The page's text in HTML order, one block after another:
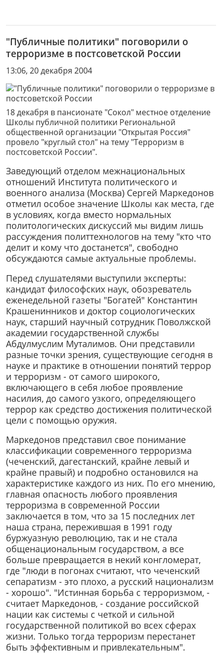
"Публичные политики" поговорили о
терроризме в постсоветской России
13:06, 20 декабря 2004
18 декабря в пансионате "Сокол" местное отделение
Школы публичной политики Региональной
общественной организации "Открытая Россия"
провело "круглый стол" на тему "Терроризм в
постсоветской России".
Заведующий отделом межнациональных
отношений Института политического и
военного анализа (Москва) Сергей Маркедонов
отметил особое значение Школы как места, где
в условиях, когда вместо нормальных
политологических дискуссий мы видим лишь
рассуждения политтехнологов на тему "кто что
делит и кому что достанется", свободно
обсуждаются самые актуальные проблемы.
Перед слушателями выступили эксперты:
кандидат философских наук, обозреватель
еженедельной газеты "Богатей" Константин
Крашенинников и доктор социологических
наук, старший научный сотрудник Поволжской
академии государственной службы
Абдулмуслим Муталимов. Они представили
разные точки зрения, существующие сегодня в
науке и практике в отношении понятий террор
и терроризм - от самого широкого,
включающего в себя любое проявление
насилия, до самого узкого, определяющего
террор как средство достижения политической
цели с помощью оружия.
Маркедонов представил свое понимание
классификации современного терроризма
(чеченский, дагестанский, крайне левый и
крайне правый) и подробно остановился на
характеристике каждого из них. По его мнению,
главная опасность любого проявления
терроризма в современной России
заключается в том, что за 15 последних лет
наша страна, пережившая в 1991 году
буржуазную революцию, так и не стала
общенациональным государством, а все
больше превращается в некий конгломерат,
где "люди в погонах считают, что чеченский
сепаратизм - это плохо, а русский национализм
- хорошо". "Истинная борьба с терроризмом, -
считает Маркедонов, - создание российской
нации как системы с четкой и сильной
государственной политикой во всех сферах
жизни. Только тогда терроризм перестанет
быть эффективным и привлекательным".